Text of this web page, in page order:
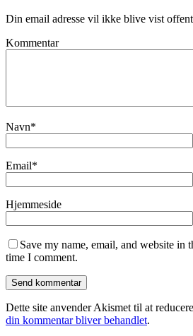
Din email adresse vil ikke blive vist
Kommentar
Navn*
Email*
Hjemmeside
Save my name, email, and website in
time I comment.
Dette site anvender Akismet til at
din kommentar bliver behandlet.